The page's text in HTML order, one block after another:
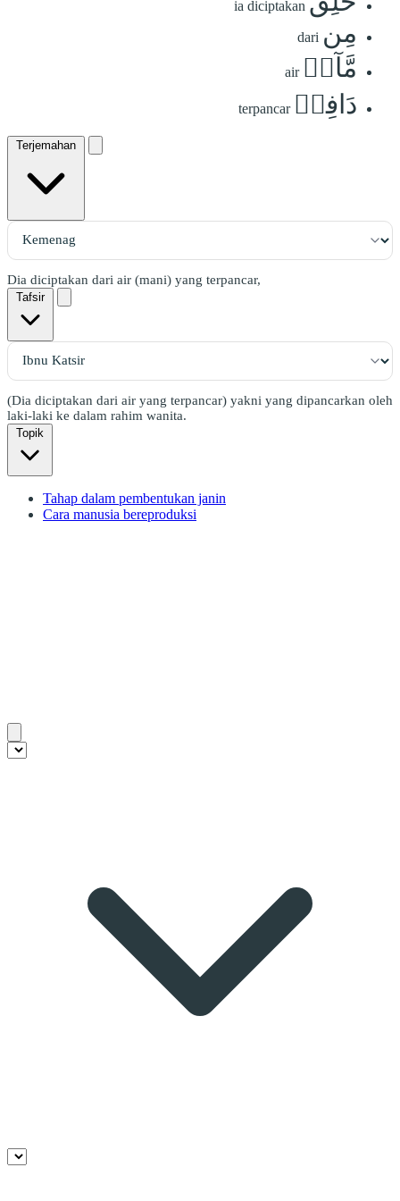
ia diciptakan
مِن dari
مَّآءٖ air
دَافِقٖ terpancar
Terjemahan
Dia diciptakan dari air (mani) yang terpancar,
Tafsir
(Dia diciptakan dari air yang terpancar) yakni yang dipancarkan oleh
laki-laki ke dalam rahim wanita.
Topik
Tahap dalam pembentukan janin
Cara manusia bereproduksi